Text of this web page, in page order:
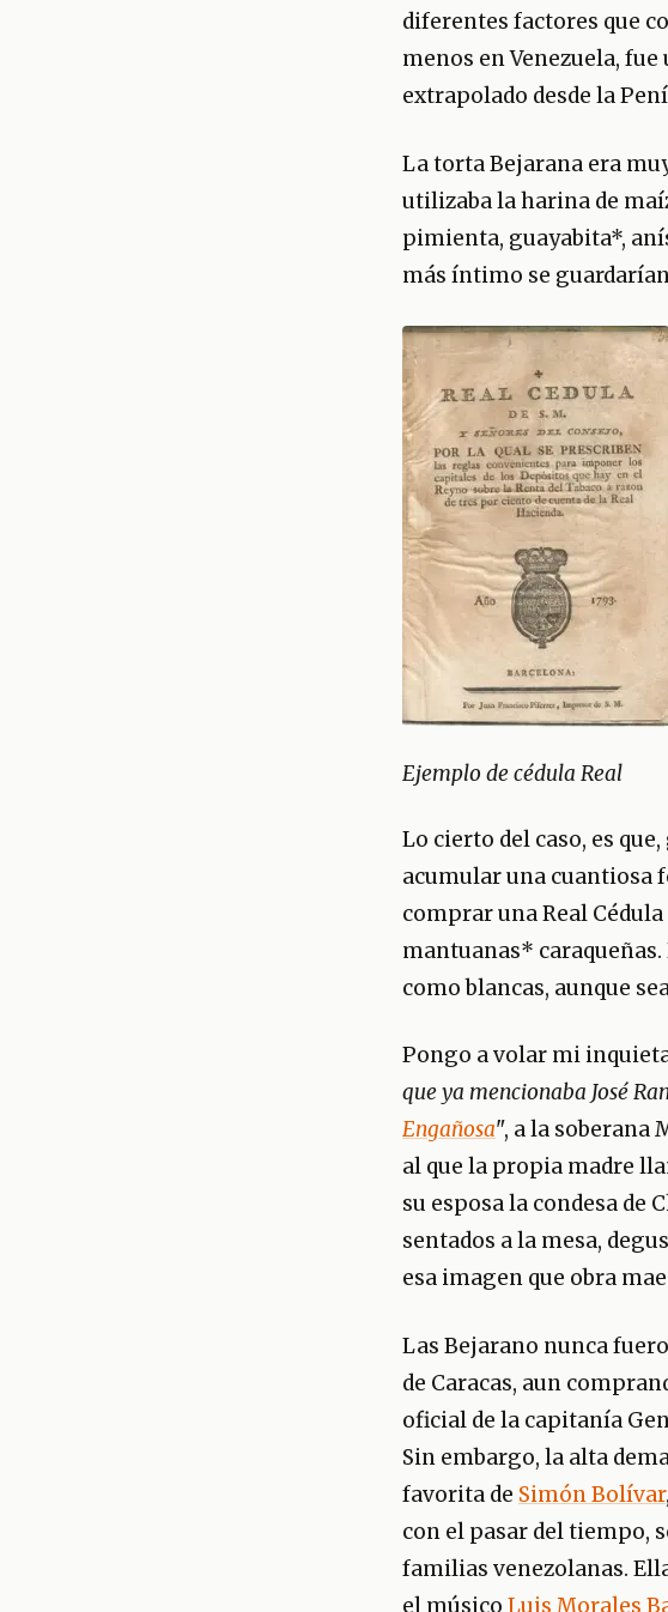
diferentes factores que
menos en Venezuela,
extrapolado desde la
La torta Bejarana era
utilizaba la harina de
pimienta, guayabita*,
más íntimo se
Ejemplo de cédula Real
Lo cierto del caso, es
acumular una cuantiosa
comprar una Real
mantuanas* caraqueñas.
como blancas, aunque
Pongo a volar mi
que ya mencionaba José
Engañosa", a la soberana
al que la propia madre
su esposa la condesa de
sentados a la mesa,
esa imagen que obra
Las Bejarano nunca
de Caracas, aun
oficial de la capitanía
Sin embargo, la alta
favorita de Simón Bolívar
con el pasar del tiempo,
familias venezolanas.
el músico Luis Morales